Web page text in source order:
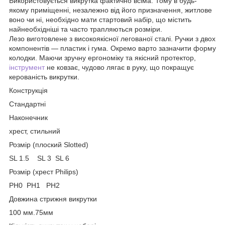
якому приміщенні, незалежно від його призначення, житлове
воно чи ні, необхідно мати стартовий набір, що містить
найнеобхідніші та часто трапляються розміри.
Лезо виготовлене з високоякісної легованої сталі. Ручки з двох
компонентів — пластик і гума. Окремо варто зазначити форму
колодки. Маючи зручну ергономіку та якісний протектор,
інструмент не ковзає, чудово лягає в руку, що покращує
керованість викрутки.
Конструкція
Стандартні
Наконечник
хрест, стильний
Розмір (плоский Slotted)
SL 1.5 SL 3 SL 6
Розмір (хрест Philips)
PH0 PH1 PH2
Довжина стрижня викрутки
100 мм.75мм